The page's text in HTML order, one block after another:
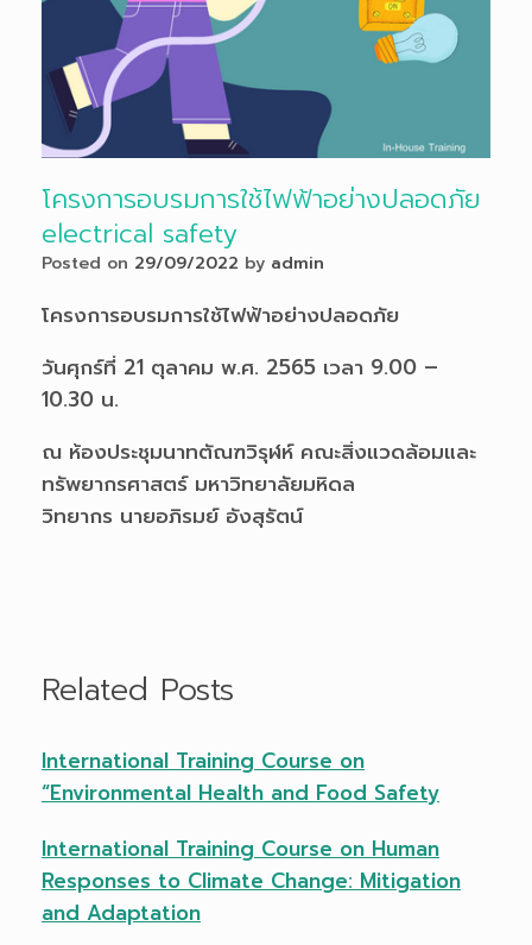
โครงการอบรมการใช้ไฟฟ้าอย่างปลอดภัย
electrical safety
Posted on 29/09/2022 by admin
โครงการอบรมการใช้ไฟฟ้าอย่างปลอดภัย
วันศุกร์ที่ 21 ตุลาคม พ.ศ. 2565 เวลา 9.00 –
10.30 น.
ณ ห้องประชุมนาทตัณฑวิรุฬห์ คณะสิ่งแวดล้อมและ
ทรัพยากรศาสตร์ มหาวิทยาลัยมหิดล
วิทยากร นายอภิรมย์ อังสุรัตน์
Related Posts
International Training Course on
“Environmental Health and Food Safety
International Training Course on Human
Responses to Climate Change: Mitigation
and Adaptation